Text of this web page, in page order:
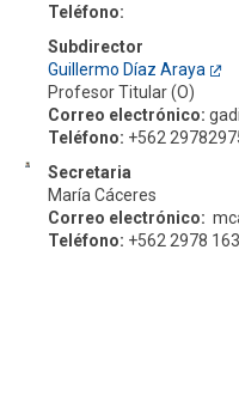
Teléfono:
Subdirector
Guillermo Díaz Araya
Profesor Titular (O)
Correo electrónico:
Teléfono: +562
Secretaria
María Cáceres
Correo electrónico:
Teléfono: +562 2978